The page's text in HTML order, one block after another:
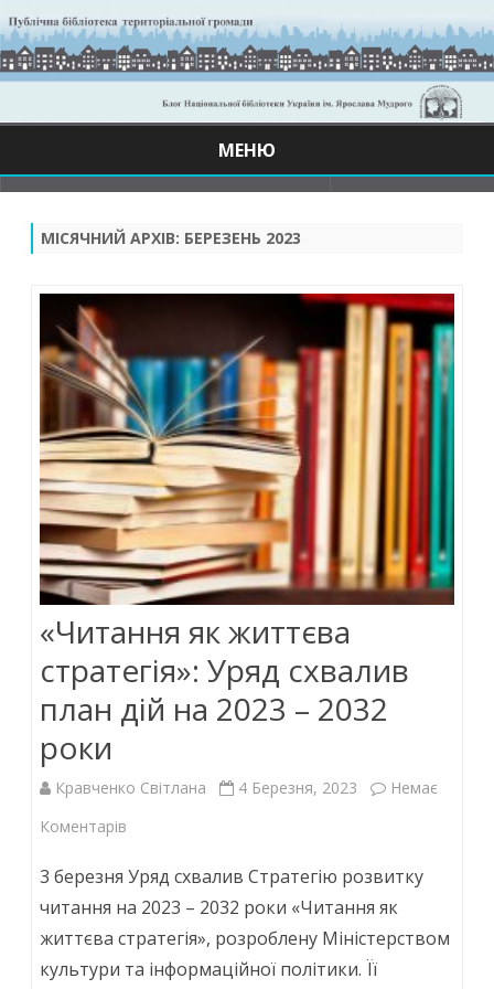
МЕНЮ
МІСЯЧНИЙ АРХІВ: БЕРЕЗЕНЬ 2023
«Читання як життєва
стратегія»: Уряд схвалив
план дій на 2023 – 2032
роки
Кравченко Світлана 4 Березня, 2023
Немає
Коментарів
як
життєва
стратегія»:
3 березня Уряд схвалив Стратегію розвитку
читання на 2023 – 2032 роки «Читання як
життєва стратегія», розроблену Міністерством
культури та інформаційної політики. Її